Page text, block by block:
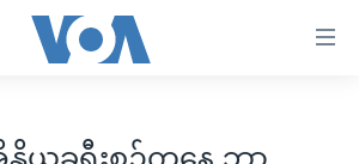
ဒိယခရီးစဉ်ကနေ ဘာ